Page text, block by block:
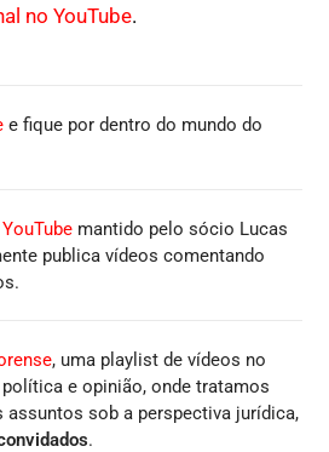
no YouTube.
e fique por dentro do mundo do
mantido pelo sócio Lucas
publica vídeos comentando
, uma playlist de vídeos no
e opinião, onde tratamos
assuntos sob a perspectiva jurídica,
.